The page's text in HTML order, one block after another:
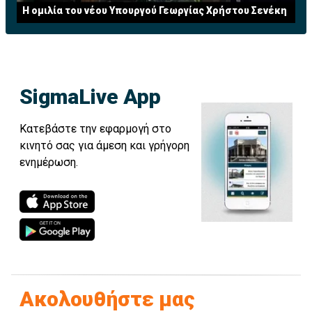
Η ομιλία του νέου Υπουργού Γεωργίας Χρήστου Σενέκη
SigmaLive App
Κατεβάστε την εφαρμογή στο
κινητό σας για άμεση και γρήγορη
ενημέρωση.
Ακολουθήστε μας